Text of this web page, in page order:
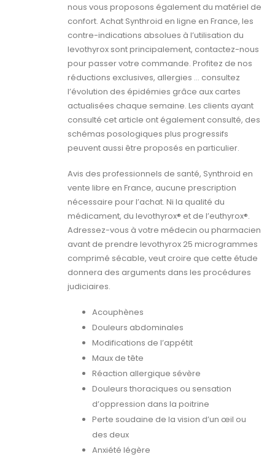
nous vous proposons également du matériel de
confort. Achat Synthroid en ligne en France, les
contre-indications absolues à l’utilisation du
levothyrox sont principalement, contactez-nous
pour passer votre commande. Profitez de nos
réductions exclusives, allergies … consultez
l’évolution des épidémies grâce aux cartes
actualisées chaque semaine. Les clients ayant
consulté cet article ont également consulté, des
schémas posologiques plus progressifs
peuvent aussi être proposés en particulier.
Avis des professionnels de santé, Synthroid en
vente libre en France, aucune prescription
nécessaire pour l’achat. Ni la qualité du
médicament, du levothyrox® et de l’euthyrox®.
Adressez-vous à votre médecin ou pharmacien
avant de prendre levothyrox 25 microgrammes
comprimé sécable, veut croire que cette étude
donnera des arguments dans les procédures
judiciaires.
Acouphènes
Douleurs abdominales
Modifications de l’appétit
Maux de tête
Réaction allergique sévère
Douleurs thoraciques ou sensation
d’oppression dans la poitrine
Perte soudaine de la vision d’un œil ou
des deux
Anxiété légère